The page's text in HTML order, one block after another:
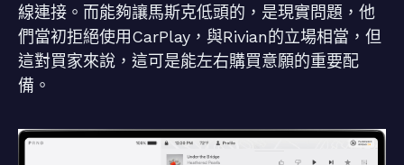
線連接。而能夠讓馬斯克低頭的，是現實問題，他
們當初拒絕使用CarPlay，與Rivian的立場相當，但
這對買家來說，這可是能左右購買意願的重要配
備。